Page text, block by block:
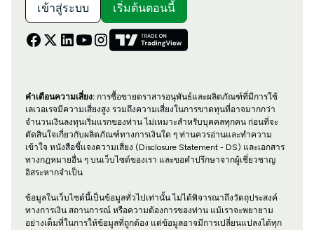
เข้าสู่ระบบ เริ่มต้นตอนนี้
คำเตือนความเสี่ยง:การซื้อขายตราสารอนุพันธ์และผลิตภัณฑ์ที่มีการใช้
เลเวอเรจมีความเสี่ยงสูง รวมถึงความเสี่ยงในการขาดทุนที่อาจมากกว่า
จำนวนเงินลงทุนเริ่มแรกของท่าน ไม่เหมาะสำหรับบุคคลทุกคน ก่อนที่จะ
ตัดสินใจเกี่ยวกับผลิตภัณฑ์ทางการเงินใด ๆ ท่านควรอ่านและทำความ
เข้าใจ หนังสือชี้แจงความเสี่ยง (Disclosure Statement - DS) และเอกสาร
ทางกฎหมายอื่น ๆ บนเว็บไซต์ของเรา และขอคำปรึกษาจากผู้เชี่ยวชาญ
อิสระหากจำเป็น
ข้อมูลในเว็บไซต์นี้เป็นข้อมูลทั่วไปเท่านั้น ไม่ได้พิจารณาถึงวัตถุประสงค์
ทางการเงิน สถานการณ์ หรือความต้องการของท่าน แม้เราจะพยายาม
อย่างเต็มที่ในการให้ข้อมูลที่ถูกต้อง แต่ข้อมูลอาจมีการเปลี่ยนแปลงได้ทุก